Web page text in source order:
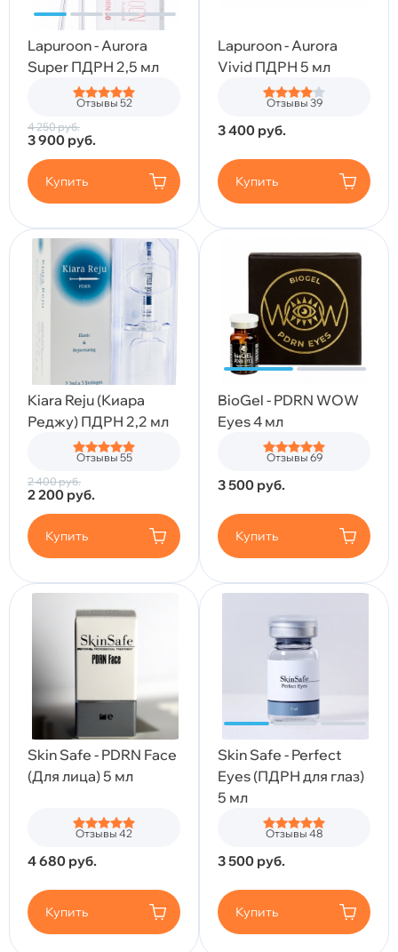
Lapuroon - Aurora
Super ПДРН 2,5 мл
Отзывы 52
4 250руб.
3 900 руб.
Купить
Lapuroon - Aurora
Vivid ПДРН 5 мл
Отзывы 39
3 400 руб.
Купить
Kiara Reju (Киара
Реджу) ПДРН 2,2 мл
Отзывы 55
2 400руб.
2 200 руб.
Купить
BioGel - PDRN WOW
Eyes 4 мл
Отзывы 69
3 500 руб.
Купить
Skin Safe - PDRN Face
(Для лица) 5 мл
Отзывы 42
4 680 руб.
Купить
Skin Safe - Perfect
Eyes (ПДРН для глаз)
5 мл
Отзывы 48
3 500 руб.
Купить